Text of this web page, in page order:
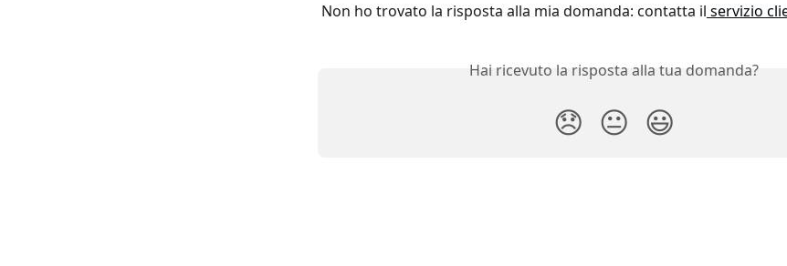
Non ho trovato la risposta alla mia domanda: contatta il servizio
Hai ricevuto la risposta alla tua domanda?
😞 😐 😃